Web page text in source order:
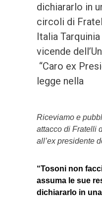
dichiararlo in
circoli di
Italia
vicende
“Caro ex
legge nella
Riceviamo e
attacco di Fratelli
all’ex presidente
“Tosoni non
assuma le sue
dichiararlo in